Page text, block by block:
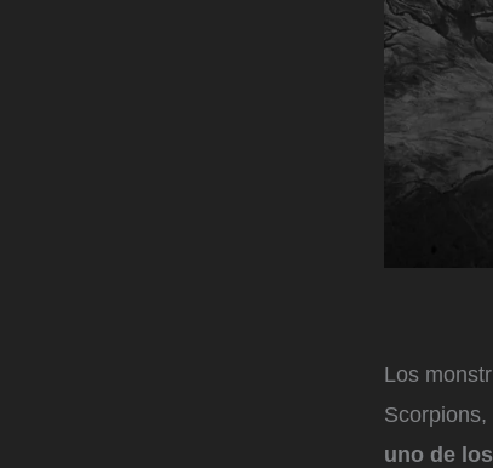
Los
uno de